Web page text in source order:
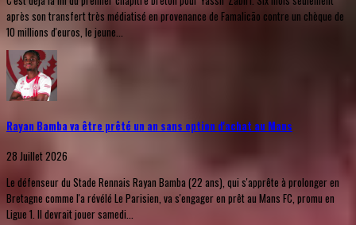
après son transfert très médiatisé en provenance de Famalicão contre un chèque de
10 millions d'euros, le jeune...
Rayan Bamba va être prêté un an sans option d'achat au Mans
28 Juillet 2026
Le défenseur du Stade Rennais Rayan Bamba (22 ans), qui s'apprête à prolonger en
Bretagne comme l'a révélé Le Parisien, va s'engager en prêt au Mans FC, promu en
Ligue 1. Il devrait jouer samedi...